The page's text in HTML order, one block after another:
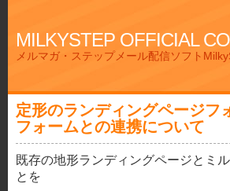
MILKYSTEP OFFICIAL
メルマガ・ステップメール配信ソフト
定形のランディングページフ
フォームとの連携について
既存の地形ランディングページとミ
とを